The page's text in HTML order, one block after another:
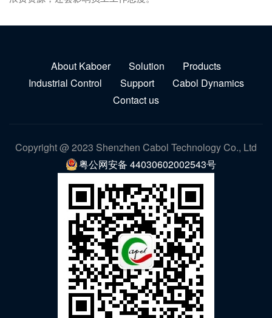
About Kaboer Solution
Products
Industrial Control
Support
Cabol Dynamics
Contact us
Copyright @ 2023 Shenzhen Cabol Technology Co., Ltd
粤公网安备 44030602002543号